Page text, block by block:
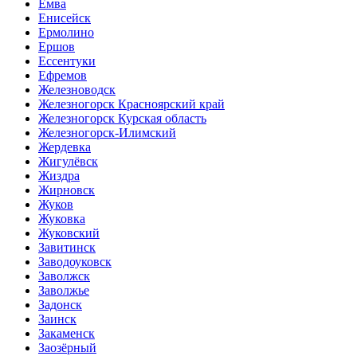
Емва
Енисейск
Ермолино
Ершов
Ессентуки
Ефремов
Железноводск
Железногорск Красноярский край
Железногорск Курская область
Железногорск-Илимский
Жердевка
Жигулёвск
Жиздра
Жирновск
Жуков
Жуковка
Жуковский
Завитинск
Заводоуковск
Заволжск
Заволжье
Задонск
Заинск
Закаменск
Заозёрный